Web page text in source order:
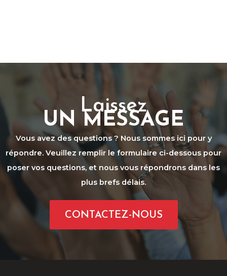
Laissez
UN MESSAGE
Vous avez des questions ? Nous sommes ici pour y
répondre. Veuillez remplir le formulaire ci-dessous pour
poser vos questions, et nous vous répondrons dans les
plus brefs délais.
CONTACTEZ-NOUS